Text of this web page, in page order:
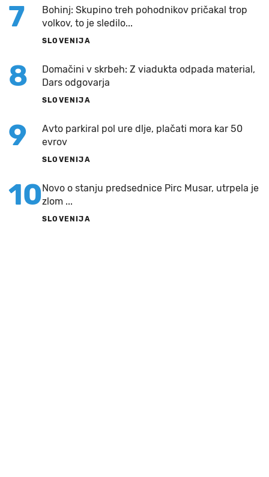
7
Bohinj: Skupino treh pohodnikov pričakal trop
volkov, to je sledilo...
SLOVENIJA
8
Domačini v skrbeh: Z viadukta odpada material,
Dars odgovarja
SLOVENIJA
9
Avto parkiral pol ure dlje, plačati mora kar 50
evrov
SLOVENIJA
10Novo o stanju predsednice Pirc Musar, utrpela je
zlom ...
SLOVENIJA